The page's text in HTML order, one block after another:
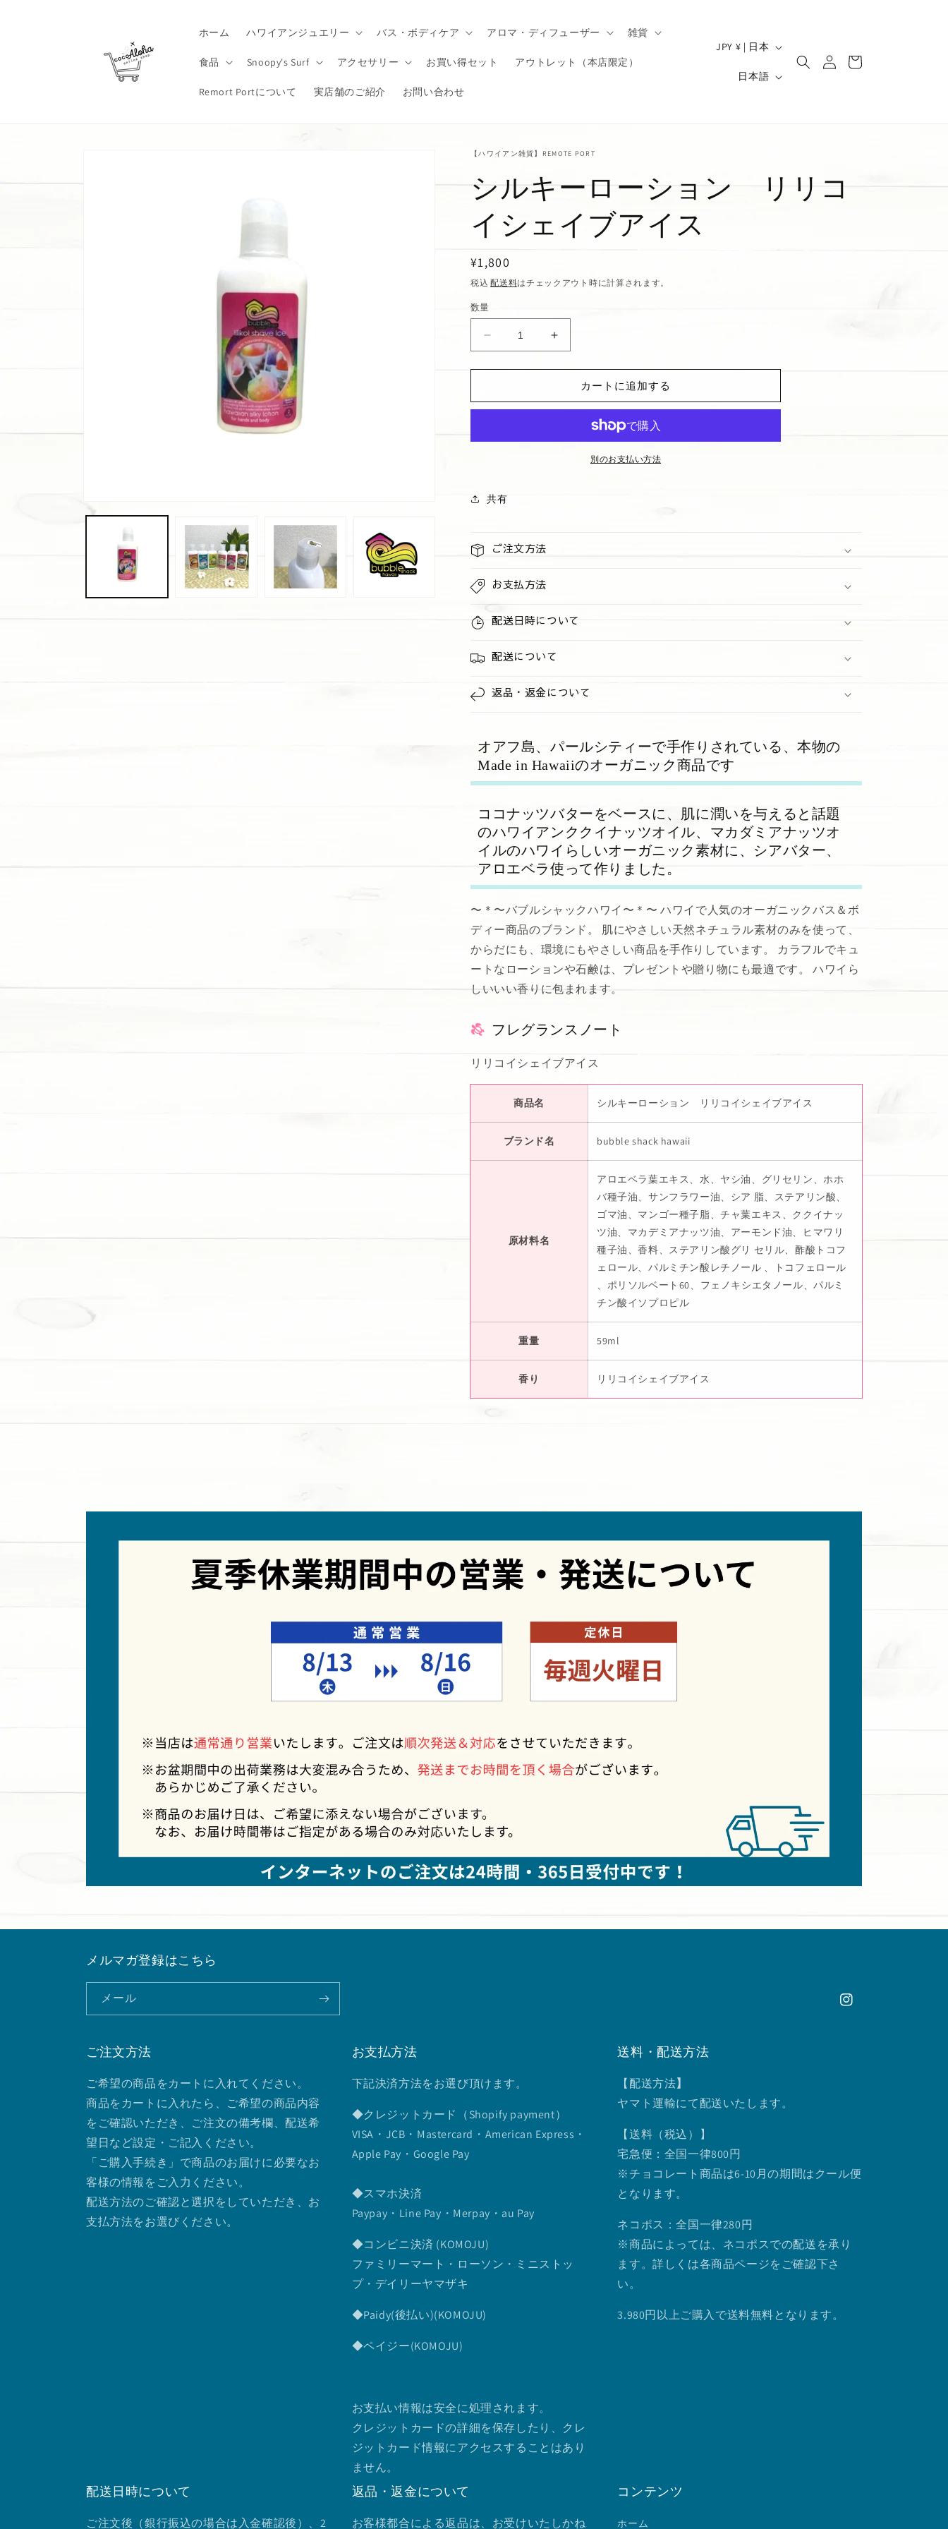
ホーム ハワイアンジュエリー バス・ボディケア アロマ・ディフューザー 雑貨
食品 Snoopy's Surf アクセサリー お買い得セット アウトレット（本店限定）
Remort Portについて 実店舗のご紹介 お問い合わせ
国
JPY ¥ | 日本
言
日本語
イ
ー
【ハワイアン雑貨】REMOTE PORT
シルキーローション リリコ
イシェイブアイス
通
常
価
格
¥1,800
税込配送料はチェックアウト時に計算されます。
数量
ロ
シ
リ
イ
ェ
ブ
ス
数
減
ら
す
シ
ロ
シ
ブ
ス
数
増
や
す
カートに追加する
別のお支払い方法
共有
ご注文方法
お支払方法
配送日時について
配送について
返品・返金について
オアフ島、パールシティーで手作りされている、本物の
Made in Hawaiiのオーガニック商品です
ココナッツバターをベースに、肌に潤いを与えると話題
のハワイアンククイナッツオイル、マカダミアナッツオ
イルのハワイらしいオーガニック素材に、シアバター、
アロエベラ使って作りました。
〜＊〜バブルシャックハワイ〜＊〜 ハワイで人気のオーガニックバス＆ボ
ディー商品のブランド。 肌にやさしい天然ネチュラル素材のみを使って、
からだにも、環境にもやさしい商品を手作りしています。 カラフルでキュ
ートなローションや石鹸は、プレゼントや贈り物にも最適です。 ハワイら
しいいい香りに包まれます。
フレグランスノート
リリコイシェイブアイス
商品名 シルキーローション リリコイシェイブアイス
ブランド名 bubble shack hawaii
原材料名
アロエベラ葉エキス、水、ヤシ油、グリセリン、ホホ
バ種子油、サンフラワー油、シア 脂、ステアリン酸、
ゴマ油、マンゴー種子脂、チャ葉エキス、ククイナッ
ツ油、マカデミアナッツ油、アーモンド油、ヒマワリ
種子油、香料、ステアリン酸グリ セリル、酢酸トコフ
ェロール、パルミチン酸レチノール 、トコフェロール
、ポリソルベート60、フェノキシエタノール、パルミ
チン酸イソプロピル
重量 59ml
香り リリコイシェイブアイス
メルマガ登録はこちら
メール
Instagram
ご注文方法
ご希望の商品をカートに入れてください。
商品をカートに入れたら、ご希望の商品内容
をご確認いただき、ご注文の備考欄、配送希
望日など設定・ご記入ください。
「ご購入手続き」で商品のお届けに必要なお
客様の情報をご入力ください。
配送方法のご確認と選択をしていただき、お
支払方法をお選びください。
お支払方法
下記決済方法をお選び頂けます。
◆クレジットカード（Shopify payment）
VISA・JCB・Mastercard・American Express・
Apple Pay・Google Pay
◆スマホ決済
Paypay・Line Pay・Merpay・au Pay
◆コンビニ決済 (KOMOJU)
ファミリーマート・ローソン・ミニストッ
プ・デイリーヤマザキ
◆Paidy(後払い)(KOMOJU)
◆ペイジー(KOMOJU)
お支払い情報は安全に処理されます。
クレジットカードの詳細を保存したり、クレ
ジットカード情報にアクセスすることはあり
ません。
送料・配送方法
【配送方法】
ヤマト運輸にて配送いたします。
【送料（税込）】
宅急便：全国一律800円
※チョコレート商品は6-10月の期間はクール便
となります。
ネコポス：全国一律280円
※商品によっては、ネコポスでの配送を承り
ます。詳しくは各商品ページをご確認下さ
い。
3.980円以上ご購入で送料無料となります。
配送日時について
ご注文後（銀行振込の場合は入金確認後）、2
返品・返金について
お客様都合による返品は、お受けいたしかね
コンテンツ
ホーム